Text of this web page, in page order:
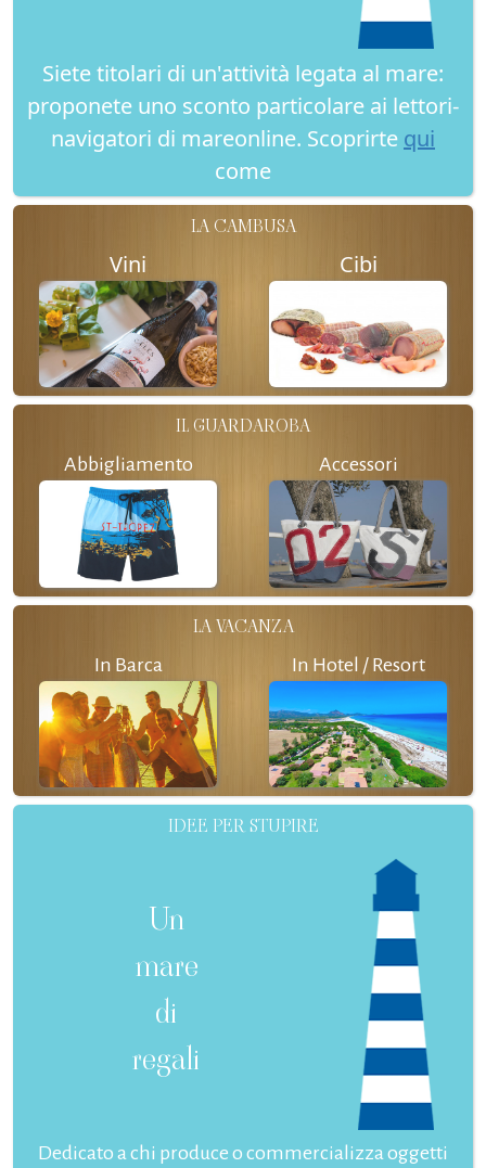
Siete titolari di un'attività legata al mare:
proponete uno sconto particolare ai lettori-
navigatori di mareonline. Scoprirte qui
come
LA CAMBUSA
Vini Cibi
IL GUARDAROBA
Abbigliamento Accessori
LA VACANZA
In Barca In Hotel / Resort
IDEE PER STUPIRE
Un
mare
di
regali
Dedicato a chi produce o commercializza oggetti